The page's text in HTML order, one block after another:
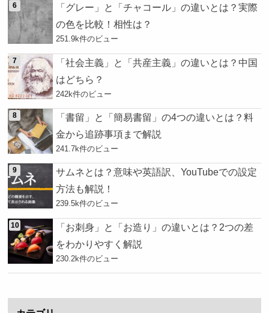
「グレー」と「チャコール」の違いとは？実際
の色を比較！相性は？
251.9k件のビュー
「社会主義」と「共産主義」の違いとは？中国
はどちら？
242k件のビュー
「書留」と「簡易書留」の4つの違いとは？料
金から追跡事項まで解説
241.7k件のビュー
サムネとは？意味や英語訳、YouTubeでの設定
方法も解説！
239.5k件のビュー
「お刺身」と「お造り」の違いとは？2つの差
をわかりやすく解説
230.2k件のビュー